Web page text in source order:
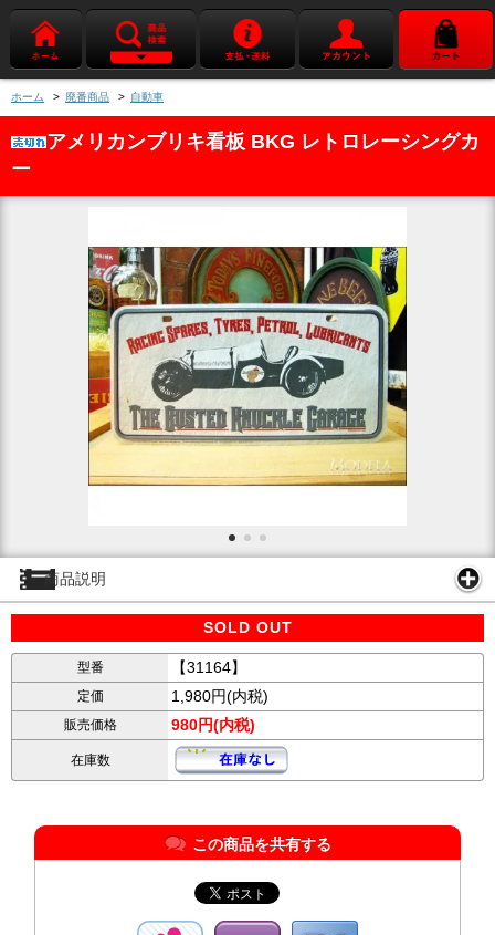
ホーム > 廃番商品 > 自動車
アメリカンブリキ看板 BKG レトロレーシングカ
ー
商品説明
SOLD OUT
型番 【31164】
定価 1,980円(内税)
販売価格 980円(内税)
在庫数
この商品を共有する